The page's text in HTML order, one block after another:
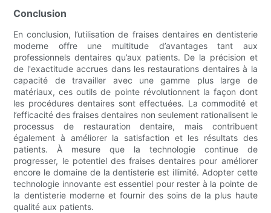
Conclusion
En conclusion, l’utilisation de fraises dentaires en dentisterie
moderne offre une multitude d’avantages tant aux
professionnels dentaires qu’aux patients. De la précision et
de l'exactitude accrues dans les restaurations dentaires à la
capacité de travailler avec une gamme plus large de
matériaux, ces outils de pointe révolutionnent la façon dont
les procédures dentaires sont effectuées. La commodité et
l’efficacité des fraises dentaires non seulement rationalisent le
processus de restauration dentaire, mais contribuent
également à améliorer la satisfaction et les résultats des
patients. À mesure que la technologie continue de
progresser, le potentiel des fraises dentaires pour améliorer
encore le domaine de la dentisterie est illimité. Adopter cette
technologie innovante est essentiel pour rester à la pointe de
la dentisterie moderne et fournir des soins de la plus haute
qualité aux patients.